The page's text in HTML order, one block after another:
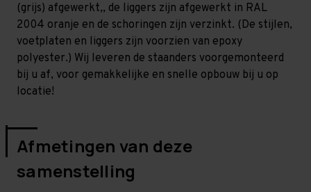
(grijs) afgewerkt,, de liggers zijn afgewerkt in RAL
2004 oranje en de schoringen zijn verzinkt. (De stijlen,
voetplaten en liggers zijn voorzien van epoxy
polyester.) Wij leveren de staanders voorgemonteerd
bij u af, voor gemakkelijke en snelle opbouw bij u op
locatie!
Afmetingen van deze
samenstelling